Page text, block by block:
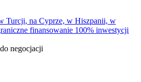
Turcji, na Cyprze, w Hiszpanii, w
finansowanie 100% inwestycji
negocjacji